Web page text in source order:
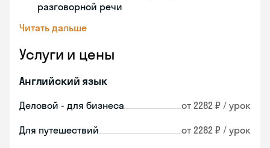
разговорной речи
Читать дальше
Услуги и цены
Английский язык
Деловой - для бизнеса от 2282 ₽ / урок
Для путешествий от 2282 ₽ / урок